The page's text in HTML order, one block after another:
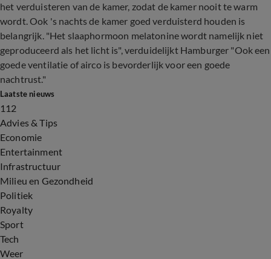
het verduisteren van de kamer, zodat de kamer nooit te warm
wordt. Ook 's nachts de kamer goed verduisterd houden is
belangrijk. "Het slaaphormoon melatonine wordt namelijk niet
geproduceerd als het licht is", verduidelijkt Hamburger "Ook een
goede ventilatie of airco is bevorderlijk voor een goede
nachtrust."
Laatste nieuws
112
Advies & Tips
Economie
Entertainment
Infrastructuur
Milieu en Gezondheid
Politiek
Royalty
Sport
Tech
Weer